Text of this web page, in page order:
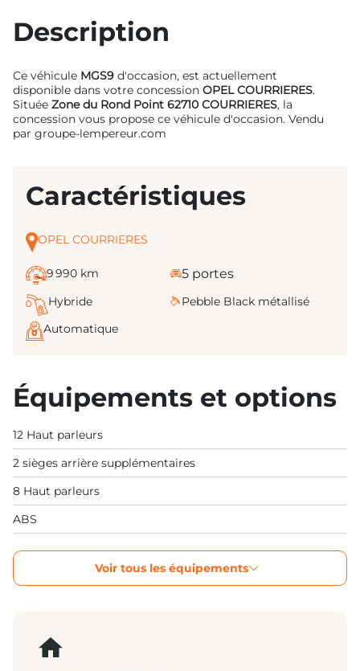
Description
Ce véhicule MGS9 d'occasion, est actuellement
disponible dans votre concession OPEL COURRIERES.
Située Zone du Rond Point 62710 COURRIERES, la
concession vous propose ce véhicule d'occasion. Vendu
par groupe-lempereur.com
Caractéristiques
OPEL COURRIERES
9 990 km 5 portes
Hybride
Pebble Black métallisé
Automatique
Équipements et options
12 Haut parleurs
2 sièges arrière supplémentaires
8 Haut parleurs
ABS
Voir tous les équipements